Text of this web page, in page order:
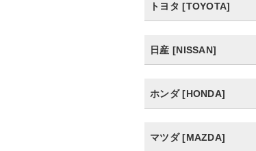
トヨタ [TOYOTA]
日産 [NISSAN]
ホンダ [HONDA]
マツダ [MAZDA]